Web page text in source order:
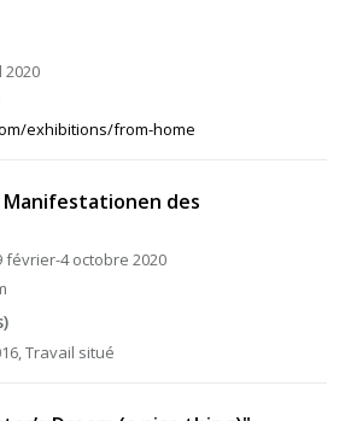
2020
exhibitions/from-home
des
février-4 octobre 2020
Travail situé